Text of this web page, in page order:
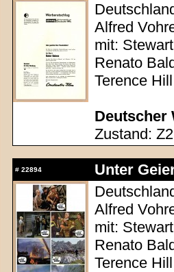
Alfred
mit:
Renato
Terence
Deutscher
Zustand: Z2
# 22894
Unter
Alfred
mit:
Renato
Terence